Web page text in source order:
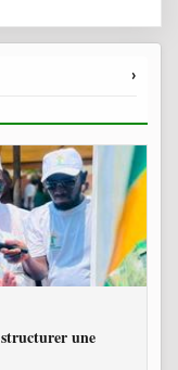
›
une